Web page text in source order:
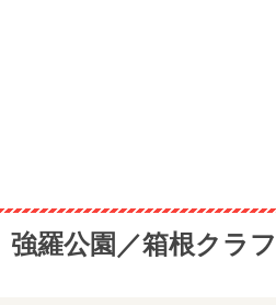
強羅公園／箱根クラ